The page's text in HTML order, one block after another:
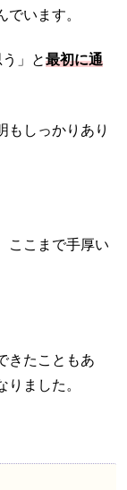
います。
」と最初に通
もしっかりあり
ここまで手厚い
きたこともあ
ました。